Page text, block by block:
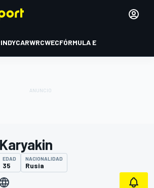
INDYCARWRCWECFÓRMULA E
EDAD
35
NACIONALIDAD
Rusia